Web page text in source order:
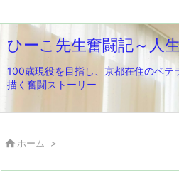
ひーこ先生奮闘記～人
100歳現役を目指し、京都在住のベテ
描く奮闘ストーリー
 ホーム >